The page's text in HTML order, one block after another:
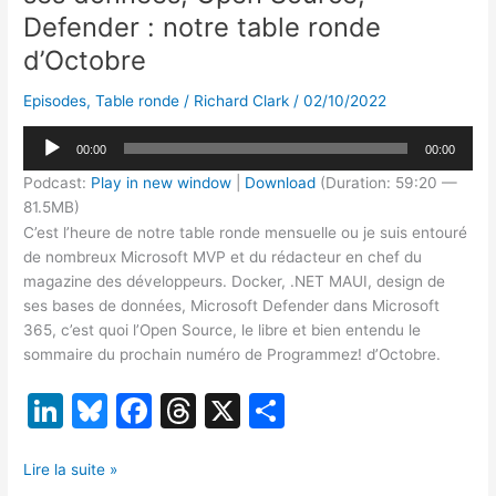
Defender : notre table ronde
d’Octobre
Episodes,Table ronde / Richard Clark /02/10/2022
Lecteur
audio
00:00 00:00
Podcast: Play in new window Download (Duration: 59:20 —
81.5MB)
C’est l’heure de notre table ronde mensuelle ou je suis entouré
de nombreux Microsoft MVP et du rédacteur en chef du
magazine des développeurs. Docker, .NET MAUI, design de
ses bases de données, Microsoft Defender dans Microsoft
365, c’est quoi l’Open Source, le libre et bien entendu le
sommaire du prochain numéro de Programmez! d’Octobre.
Li
k
Bl
e
F
T
X
[TR10/22]
Lire la suite »